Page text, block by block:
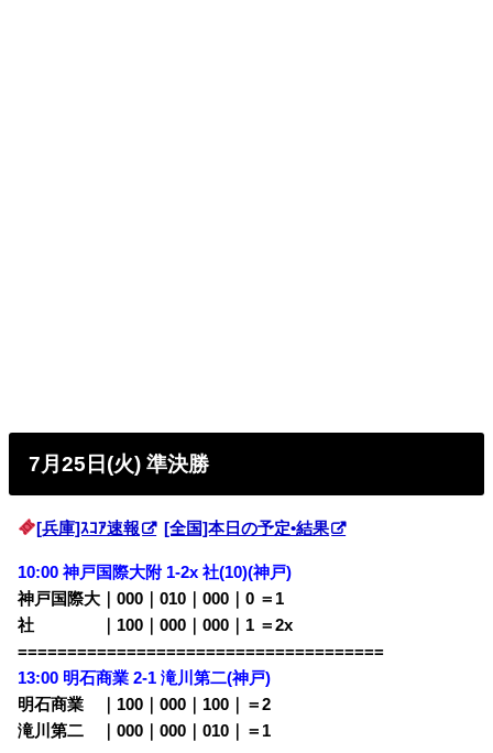
7月25日(火) 準決勝
[兵庫]ｽｺｱ速報 [全国]本日の予定•結果
10:00 神戸国際大附 1-2x 社(10)(神戸)
神戸国際大｜000｜010｜000｜0 ＝1
社 ｜100｜000｜000｜1 ＝2x
=====================================
13:00 明石商業 2-1 滝川第二(神戸)
明石商業 ｜100｜000｜100｜＝2
滝川第二 ｜000｜000｜010｜＝1